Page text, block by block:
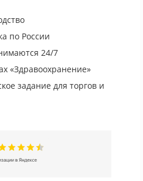
по России
24/7
«Здравоохранение»
задание для торгов и